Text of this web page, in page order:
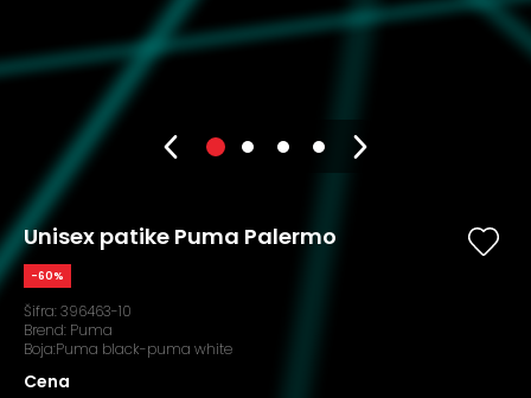
Unisex patike Puma Palermo
-60%
Šifra:396463-10
Brend: Puma
Boja:Puma black-puma white
Cena